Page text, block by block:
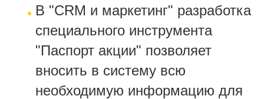
В "CRM и маркетинг" разработка
специального инструмента
"Паспорт акции" позволяет
вносить в систему всю
необходимую информацию для